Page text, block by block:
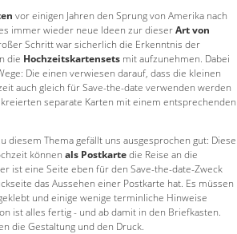
vor einigen Jahren den Sprung von Amerika nach
immer wieder neue Ideen zur dieserArt von
Schritt war sicherlich die Erkenntnis der
die Hochzeitskartensets mit aufzunehmen. Dabei
Die einen verwiesen darauf, dass die kleinen
auch gleich für Save-the-date verwenden werden
separate Karten mit einem entsprechenden
diesem Thema gefällt uns ausgesprochen gut: Diese
können als Postkartedie Reise an die
ist eine Seite eben für den Save-the-date-Zweck
das Aussehen einer Postkarte hat. Es müssen
und einige wenige terminliche Hinweise
ist alles fertig - und ab damit in den Briefkasten.
die Gestaltung und den Druck.